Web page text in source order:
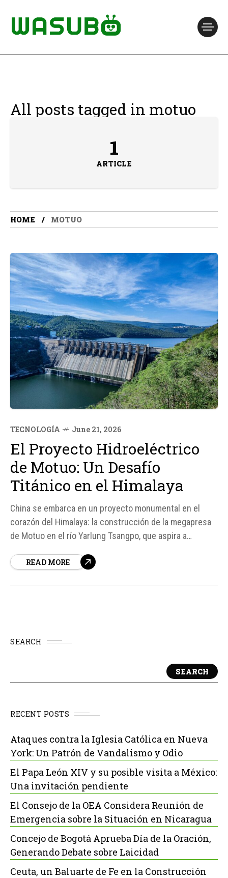
All posts tagged in motuo
1
ARTICLE
HOME MOTUO
TECNOLOGÍA June 21, 2026
El Proyecto Hidroeléctrico
de Motuo: Un Desafío
Titánico en el Himalaya
China se embarca en un proyecto monumental en el
corazón del Himalaya: la construcción de la megapresa
de Motuo en el río Yarlung Tsangpo, que aspira a
mundo. Según fuentes, este proyecto busca superar
READ MORE
SEARCH
SEARCH
RECENT POSTS
Ataques contra la Iglesia Católica en Nueva
York: Un Patrón de Vandalismo y Odio
El Papa León XIV y su posible visita a México:
Una invitación pendiente
El Consejo de la OEA Considera Reunión de
Emergencia sobre la Situación en Nicaragua
Concejo de Bogotá Aprueba Día de la Oración,
Generando Debate sobre Laicidad
Ceuta, un Baluarte de Fe en la Construcción